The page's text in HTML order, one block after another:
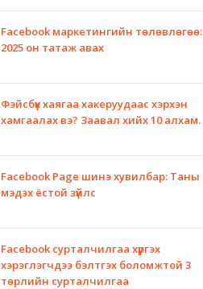
Facebook маркетингийн төлөвлөгөө:
2025 он татаж авах
Фэйсбүүк хаягаа хакеруудаас хэрхэн
хамгаалах вэ? Заавал хийх 10 алхам.
Facebook Page шинэ хувилбар: Таны
мэдэх ёстой зүйлс
Facebook сурталчилгаа хүргэх
хэрэглэгчдээ бэлтгэх боломжтой 3
төрлийн сурталчилгаа